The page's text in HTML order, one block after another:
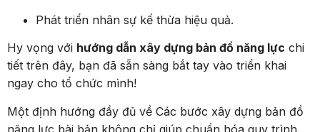
Phát triển nhân sự kế thừa hiệu quả.
Hy vọng với hướng dẫn xây dựng bản đồ năng lực chi
tiết trên đây, bạn đã sẵn sàng bắt tay vào triển khai
ngay cho tổ chức mình!
Một định hướng đầy đủ về Các bước xây dựng bản đồ
năng lực bài bản không chỉ giúp chuẩn hóa quy trình